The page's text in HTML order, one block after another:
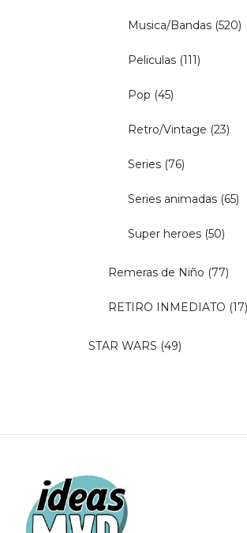
Musica/Bandas (520)
Peliculas (111)
Pop (45)
Retro/Vintage (23)
Series (76)
Series animadas (65)
Super heroes (50)
Remeras de Niño (77)
RETIRO INMEDIATO (17)
STAR WARS (49)